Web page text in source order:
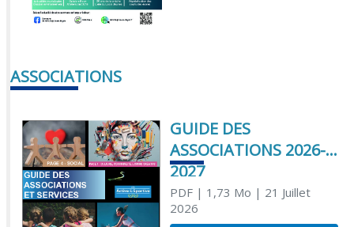
ASSOCIATIONS
GUIDE DES
ASSOCIATIONS 2026-
2027
PDF| 1,73 Mo | 21 Juillet
2026